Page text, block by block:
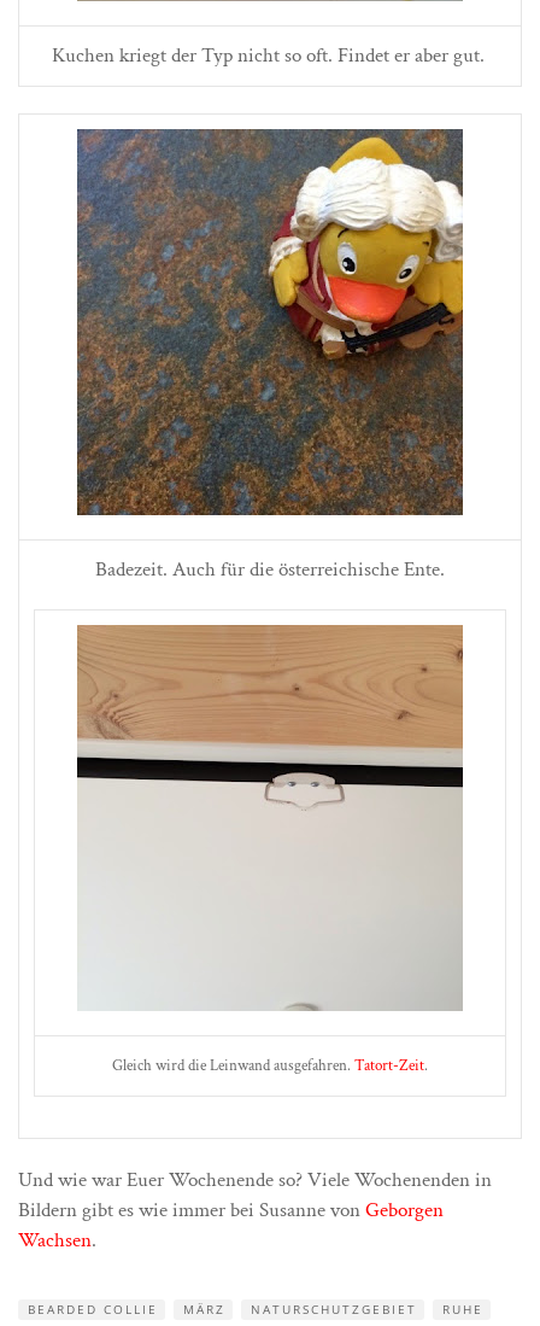
Kuchen kriegt der Typ nicht so oft. Findet er aber gut.
Badezeit. Auch für die österreichische Ente.
Gleich wird die Leinwand ausgefahren. Tatort-Zeit.
Und wie war Euer Wochenende so? Viele Wochenenden in
Bildern gibt es wie immer bei Susanne vonGeborgen
Wachsen.
BEARDED COLLIE MÄRZ NATURSCHUTZGEBIET
RUHE